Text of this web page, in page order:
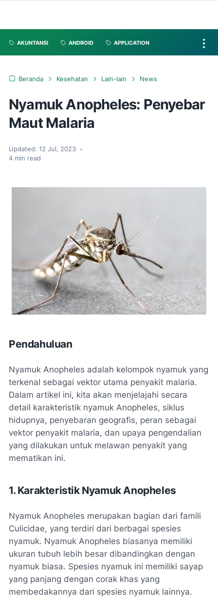
AKUNTANSI ANDROID APPLICATION
Beranda Kesehatan Lain-lain News
Nyamuk Anopheles: Penyebar
Maut Malaria
Updated: 12 Jul, 2023 •
4 min read
Pendahuluan
Nyamuk Anopheles adalah kelompok nyamuk yang
terkenal sebagai vektor utama penyakit malaria.
Dalam artikel ini, kita akan menjelajahi secara
detail karakteristik nyamuk Anopheles, siklus
hidupnya, penyebaran geografis, peran sebagai
vektor penyakit malaria, dan upaya pengendalian
yang dilakukan untuk melawan penyakit yang
mematikan ini.
1. Karakteristik Nyamuk Anopheles
Nyamuk Anopheles merupakan bagian dari famili
Culicidae, yang terdiri dari berbagai spesies
nyamuk. Nyamuk Anopheles biasanya memiliki
ukuran tubuh lebih besar dibandingkan dengan
nyamuk biasa. Spesies nyamuk ini memiliki sayap
yang panjang dengan corak khas yang
membedakannya dari spesies nyamuk lainnya.